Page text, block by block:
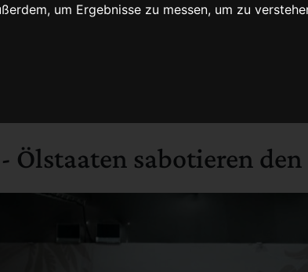
um Ergebnisse zu messen, um zu
sabotieren